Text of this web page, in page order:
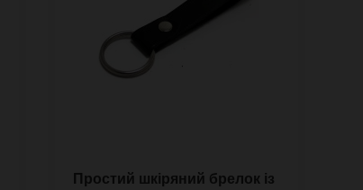
Простий шкіряний брелок із